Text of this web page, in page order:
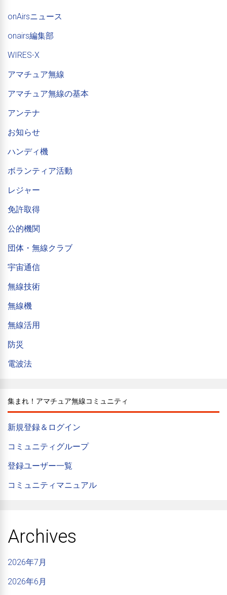
onAirsニュース
onairs編集部
WIRES-X
アマチュア無線
アマチュア無線の基本
アンテナ
お知らせ
ハンディ機
ボランティア活動
レジャー
免許取得
公的機関
団体・無線クラブ
宇宙通信
無線技術
無線機
無線活用
防災
電波法
集まれ！アマチュア無線コミュニティ
新規登録＆ログイン
コミュニティグループ
登録ユーザー一覧
コミュニティマニュアル
Archives
2026年7月
2026年6月